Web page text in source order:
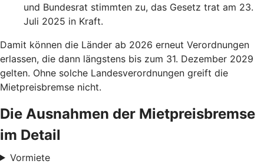
und Bundesrat stimmten zu, das Gesetz trat am 23.
Juli 2025 in Kraft.
Damit können die Länder ab 2026 erneut Verordnungen
erlassen, die dann längstens bis zum 31. Dezember 2029
gelten. Ohne solche Landesverordnungen greift die
Mietpreisbremse nicht.
Die Ausnahmen der Mietpreisbremse
im Detail
Vormiete